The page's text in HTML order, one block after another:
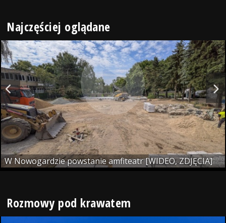
Najczęściej oglądane
W Nowogardzie powstanie amfiteatr [WIDEO, ZDJĘCIA]
Rozmowy pod krawatem